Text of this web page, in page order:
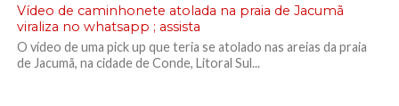
Vídeo de caminhonete atolada na praia de Jacumã
viraliza no whatsapp ; assista
O vídeo de uma pick up que teria se atolado nas areias da praia
de Jacumã, na cidade de Conde, Litoral Sul...